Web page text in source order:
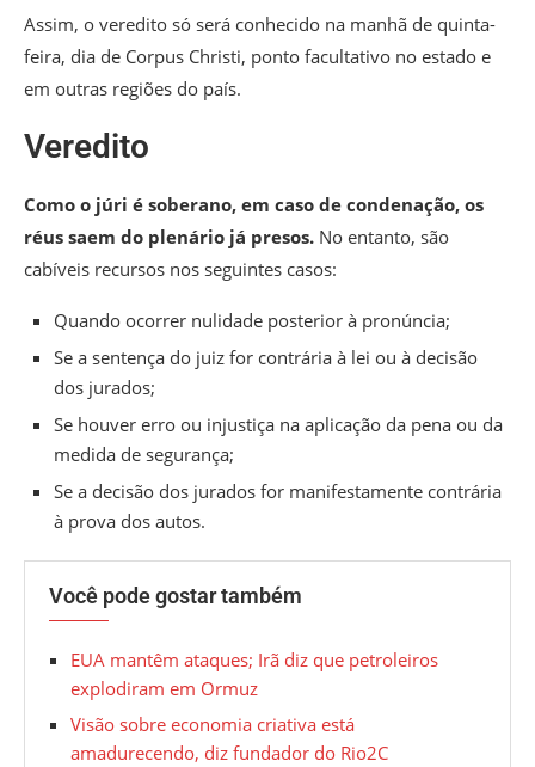
Assim, o veredito só será conhecido na manhã de quinta-
feira, dia de Corpus Christi, ponto facultativo no estado e
em outras regiões do país.
Veredito
Como o júri é soberano, em caso de condenação, os
réus saem do plenário já presos. No entanto, são
cabíveis recursos nos seguintes casos:
Quando ocorrer nulidade posterior à pronúncia;
Se a sentença do juiz for contrária à lei ou à decisão
dos jurados;
Se houver erro ou injustiça na aplicação da pena ou da
medida de segurança;
Se a decisão dos jurados for manifestamente contrária
à prova dos autos.
Você pode gostar também
EUA mantêm ataques; Irã diz que petroleiros
explodiram em Ormuz
Visão sobre economia criativa está
amadurecendo, diz fundador do Rio2C